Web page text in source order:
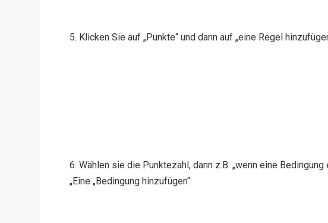
5. Klicken Sie auf „Punkte“ und dann auf „eine Regel
6. Wählen sie die Punktezahl, dann z.B. „wenn eine Bedingung
„Eine „Bedingung hinzufügen“